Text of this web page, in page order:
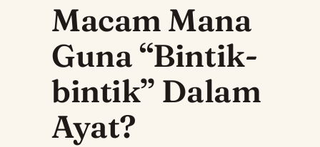
Macam Mana
Guna “Bintik-
bintik” Dalam
Ayat?